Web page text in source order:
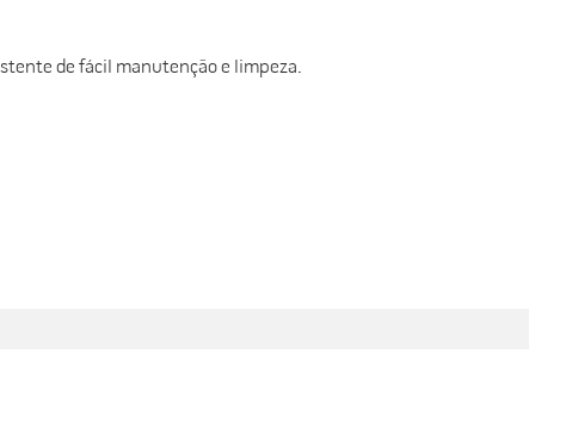
de fácil manutenção e limpeza.